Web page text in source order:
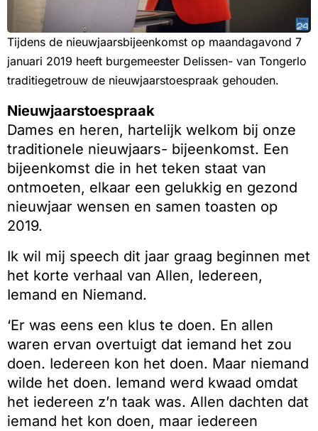
Tijdens de nieuwjaarsbijeenkomst op maandagavond 7
januari 2019 heeft burgemeester Delissen- van Tongerlo
traditiegetrouw de nieuwjaarstoespraak gehouden.
Nieuwjaarstoespraak
Dames en heren, hartelijk welkom bij onze
traditionele nieuwjaars- bijeenkomst. Een
bijeenkomst die in het teken staat van
ontmoeten, elkaar een gelukkig en gezond
nieuwjaar wensen en samen toasten op
2019.
Ik wil mij speech dit jaar graag beginnen met
het korte verhaal van Allen, Iedereen,
Iemand en Niemand.
‘Er was eens een klus te doen. En allen
waren ervan overtuigt dat iemand het zou
doen. Iedereen kon het doen. Maar niemand
wilde het doen. Iemand werd kwaad omdat
het iedereen z’n taak was. Allen dachten dat
iemand het kon doen, maar iedereen